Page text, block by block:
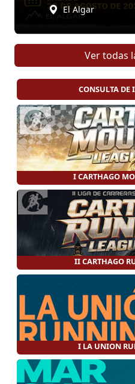
El Algar
Ver todas
CONSULTA DE
I CARTHAGO
II CARTHAGO
I LA UNION